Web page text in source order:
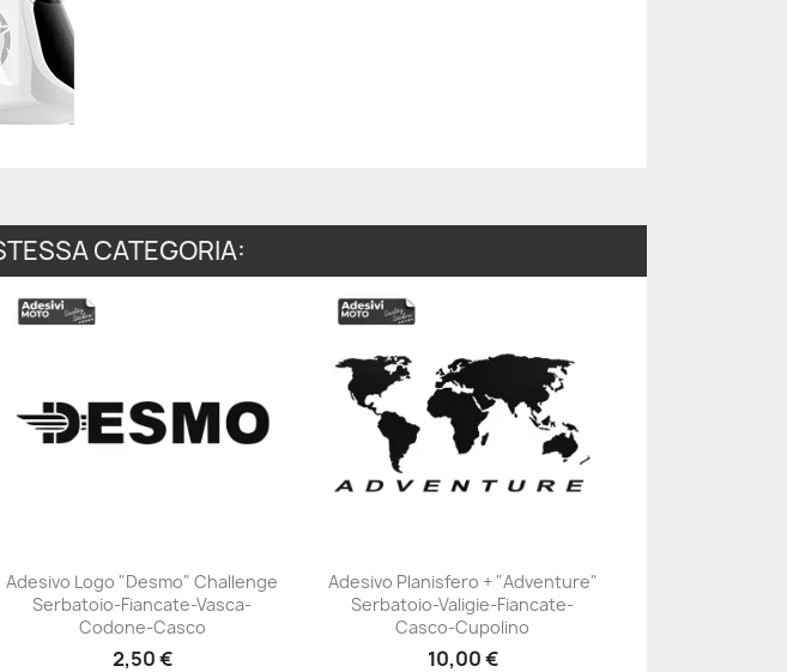
CATEGORIA:
+23
Adesivo Logo "Desmo" Challenge
Serbatoio-Fiancate-Vasca-
Codone-Casco
2,50 €
+23
Adesivo Planisfero + "Adventure"
Serbatoio-Valigie-Fiancate-
Casco-Cupolino
10,00 €